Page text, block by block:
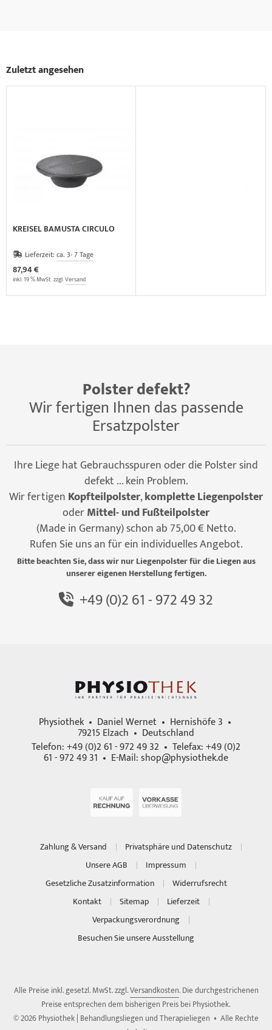
Zuletzt angesehen
KREISEL BAMUSTA CIRCULO
Lieferzeit: ca. 3- 7 Tage
87,94 €
inkl. 19 % MwSt. zzgl.Versand
Polster defekt?
Wir fertigen Ihnen das passende
Ersatzpolster
Ihre Liege hat Gebrauchsspuren oder die Polster sind
defekt ... kein Problem.
Wir fertigen Kopfteilpolster,komplette Liegenpolster
oderMittel- und Fußteilpolster
(Made in Germany) schon ab 75,00 € Netto.
Rufen Sie uns an für ein individuelles Angebot.
Bitte beachten Sie, dass wir nur Liegenpolster für die Liegen aus
unserer eigenen Herstellung fertigen.
+49 (0)2 61 - 972 49 32
Physiothek • Daniel Wernet • Hernishöfe 3 •
79215 Elzach • Deutschland
Telefon: +49 (0)2 61 - 972 49 32 • Telefax: +49 (0)2
61 - 972 49 31 • E-Mail:shop@physiothek.de
Zahlung & Versand
Privatsphäre und Datenschutz
Unsere AGB
Impressum
Gesetzliche Zusatzinformation
Widerrufsrecht
Kontakt
Sitemap
Lieferzeit
Verpackungsverordnung
Besuchen Sie unsere Ausstellung
Alle Preise inkl. gesetzl. MwSt. zzgl.Versandkosten. Die durchgestrichenen
Preise entsprechen dem bisherigen Preis bei Physiothek.
© 2026 Physiothek | Behandlungsliegen und Therapieliegen • Alle Rechte